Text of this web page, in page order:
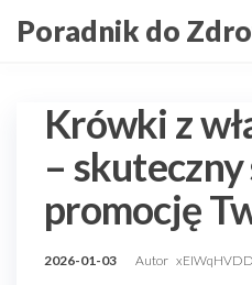
doPoradnik do
Krówki z
– skuteczny
promocję
2026-01-03 Autor